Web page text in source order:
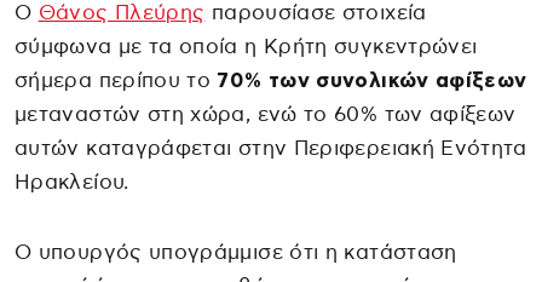
Ο Θάνος Πλεύρης παρουσίασε στοιχεία
σύμφωνα με τα οποία η Κρήτη συγκεντρώνει
σήμερα περίπου το 70% των συνολικών αφίξεων
μεταναστών στη χώρα, ενώ το 60% των αφίξεων
αυτών καταγράφεται στην Περιφερειακή Ενότητα
Ηρακλείου.
Ο υπουργός υπογράμμισε ότι η κατάσταση